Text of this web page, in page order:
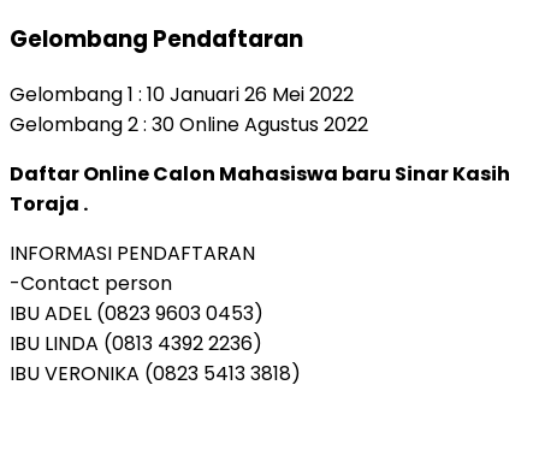
Gelombang Pendaftaran
Gelombang 1 : 10 Januari 26 Mei 2022
Gelombang 2 : 30 Online Agustus 2022
Daftar Online Calon Mahasiswa baru Sinar Kasih
Toraja .
INFORMASI PENDAFTARAN
-Contact person
IBU ADEL (0823 9603 0453)
IBU LINDA (0813 4392 2236)
IBU VERONIKA (0823 5413 3818)